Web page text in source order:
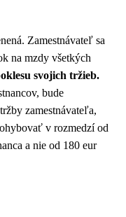
Zamestnávateľ sa
na mzdy všetkých
svojich tržieb.
bude
zamestnávateľa,
v rozmedzí od
a nie od 180 eur